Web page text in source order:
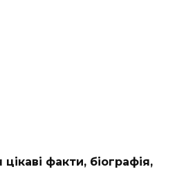
цікаві факти, біографія,